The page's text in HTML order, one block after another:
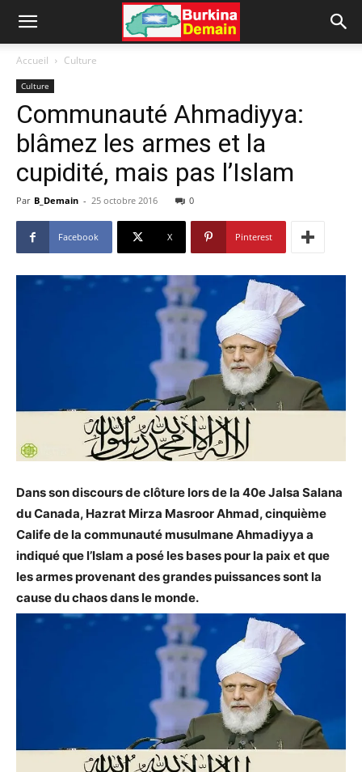
Accueil Culture
Culture
Communauté Ahmadiyya:
blâmez les armes et la
cupidité, mais pas l’Islam
Par B_Demain - 25 octobre 2016 0
Facebook X Pinterest
Dans son discours de clôture lors de la 40e Jalsa Salana
du Canada, Hazrat Mirza Masroor Ahmad, cinquième
Calife de la communauté musulmane Ahmadiyya a
indiqué que l’Islam a posé les bases pour la paix et que
les armes provenant des grandes puissances sont la
cause du chaos dans le monde.